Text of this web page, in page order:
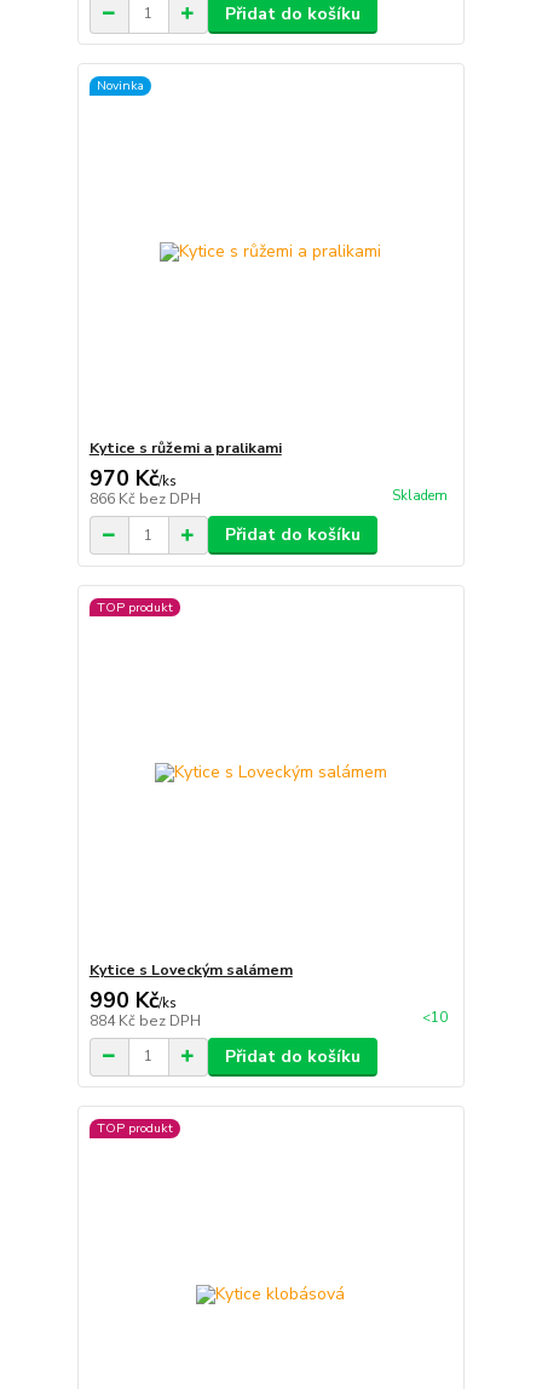
Přidat do košíku
Novinka
Kytice s růžemi a pralikami
970 Kč/ks
866 Kč bez DPH Skladem
Přidat do košíku
TOP produkt
Kytice s Loveckým salámem
990 Kč/ks
884 Kč bez DPH <10
Přidat do košíku
TOP produkt